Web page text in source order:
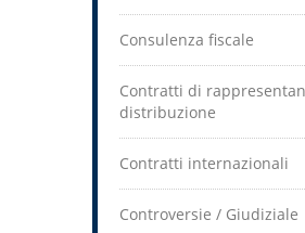
Consulenza fiscale
Contratti di
distribuzione
Contratti internazionali
Controversie / Giudiziale